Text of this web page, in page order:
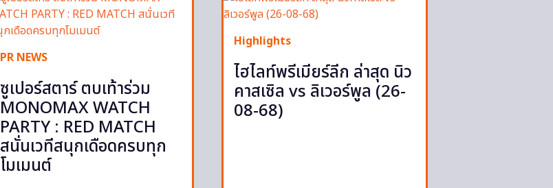
PR NEWS
ซูเปอร์สตาร์ ตบเท้าร่วม
MONOMAX WATCH
PARTY : RED MATCH
สนั่นเวทีสนุกเดือดครบทุก
โมเมนต์
Highlights
ไฮไลท์พรีเมียร์ลีก ล่าสุด นิว
คาสเซิล vs ลิเวอร์พูล (26-
08-68)